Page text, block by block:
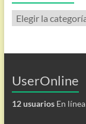
Categorías
UserOnline
12 usuariosEn línea